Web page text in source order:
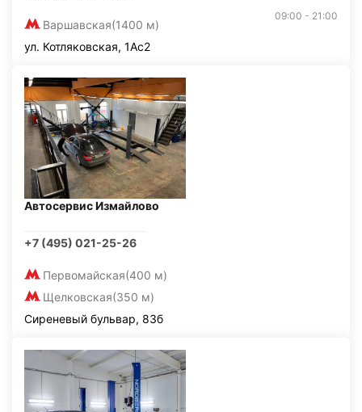
Варшавская(1400 м)
09:00 - 21:00
ул. Котляковская, 1Ас2
Автосервис Измайлово
+7 (495) 021-25-26
Первомайская(400 м)
Щелковская(350 м)
Сиреневый бульвар, 83б